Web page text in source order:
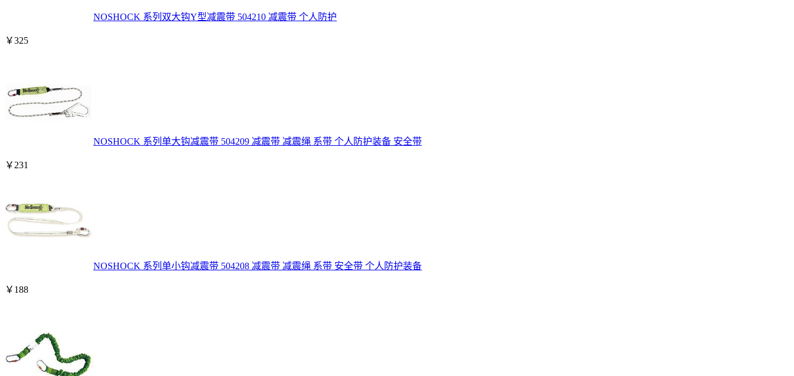
NOSHOCK 系列双大钩Y型减震带 504210 减震带 个人防护
￥325
NOSHOCK 系列单大钩减震带 504209 减震带 减震绳 系带 个人防护装备 安全带
￥ 231
NOSHOCK 系列单小钩减震带 504208 减震带 减震绳 系带 安全带 个人防护装备
￥ 188